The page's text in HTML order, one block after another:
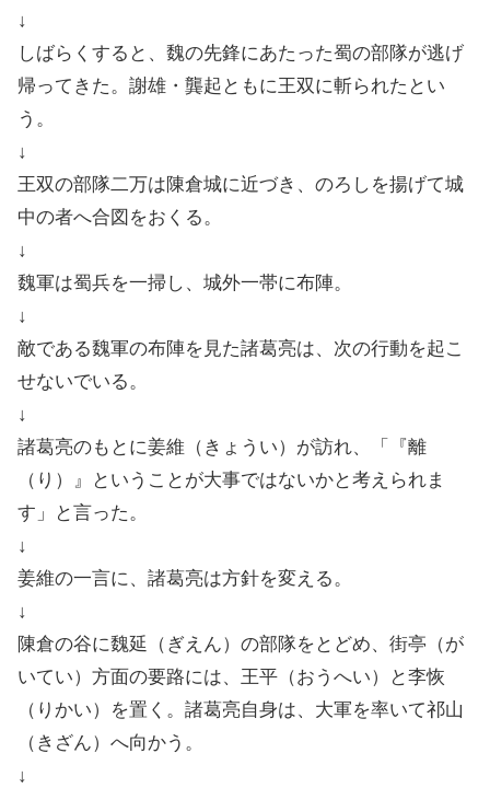
↓
しばらくすると、魏の先鋒にあたった蜀の部隊が逃げ
帰ってきた。謝雄・龔起ともに王双に斬られたとい
う。
↓
王双の部隊二万は陳倉城に近づき、のろしを揚げて城
中の者へ合図をおくる。
↓
魏軍は蜀兵を一掃し、城外一帯に布陣。
↓
敵である魏軍の布陣を見た諸葛亮は、次の行動を起こ
せないでいる。
↓
諸葛亮のもとに姜維（きょうい）が訪れ、「『離
（り）』ということが大事ではないかと考えられま
す」と言った。
↓
姜維の一言に、諸葛亮は方針を変える。
↓
陳倉の谷に魏延（ぎえん）の部隊をとどめ、街亭（が
いてい）方面の要路には、王平（おうへい）と李恢
（りかい）を置く。諸葛亮自身は、大軍を率いて祁山
（きざん）へ向かう。
↓